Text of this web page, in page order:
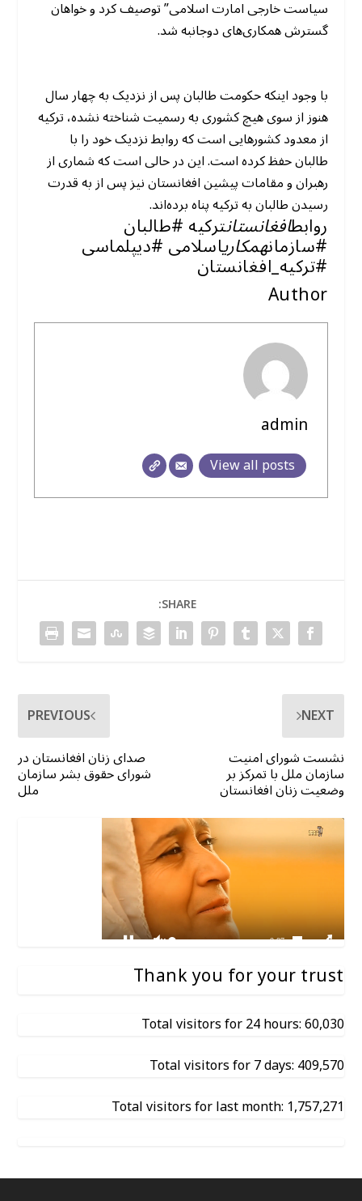
سیاست خارجی امارت اسلامی” توصیف کرد و خواهان
گسترش همکاری‌های دوجانبه شد.
با وجود اینکه حکومت طالبان پس از نزدیک به چهار سال
هنوز از سوی هیچ کشوری به رسمیت شناخته نشده، ترکیه
از معدود کشورهایی است که روابط نزدیک خود را با
طالبان حفظ کرده است. این در حالی است که شماری از
رهبران و مقامات پیشین افغانستان نیز پس از به قدرت
رسیدن طالبان به ترکیه پناه برده‌اند.
روابطافغانستانترکیه #طالبان
#سازمانهمکاریاسلامی #دیپلماسی
#ترکیه_افغانستان
Author
admin
View all posts
SHARE:
PREVIOUS
صدای زنان افغانستان در
شورای حقوق بشر سازمان
ملل
NEXT
نشست شورای امنیت
سازمان ملل با تمرکز بر
وضعیت زنان افغانستان
Thank you for your trust
Total visitors for 24 hours: 60,030
Total visitors for 7 days: 409,570
Total visitors for last month: 1,757,271